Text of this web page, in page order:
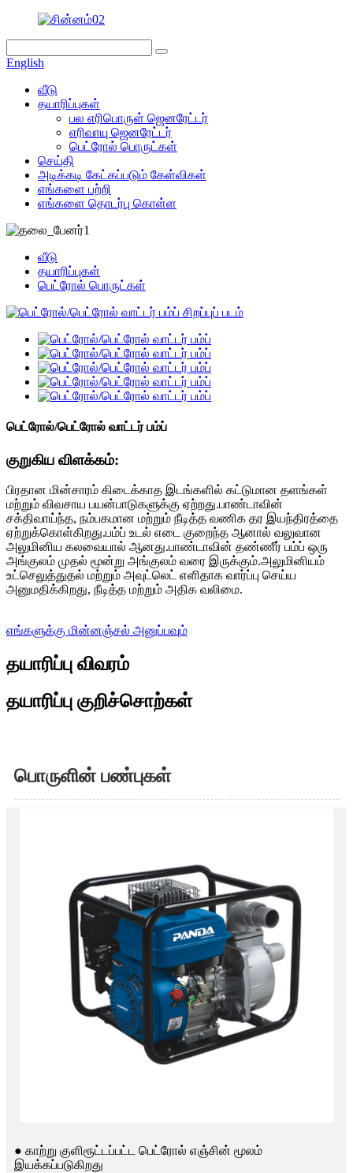
English
வீடு
தயாரிப்புகள்
பல எரிபொருள் ஜெனரேட்டர்
எரிவாயு ஜெனரேட்டர்
பெட்ரோல் பொருட்கள்
செய்தி
அடிக்கடி கேட்கப்படும் கேள்விகள்
எங்களை பற்றி
எங்களை தொடர்பு கொள்ள
வீடு
தயாரிப்புகள்
பெட்ரோல் பொருட்கள்
பெட்ரோல்/பெட்ரோல் வாட்டர் பம்ப்
குறுகிய விளக்கம்:
பிரதான மின்சாரம் கிடைக்காத இடங்களில் கட்டுமான தளங்கள்
மற்றும் விவசாய பயன்பாடுகளுக்கு ஏற்றது.பாண்டாவின்
சக்திவாய்ந்த, நம்பகமான மற்றும் நீடித்த வணிக தர இயந்திரத்தை
ஏற்றுக்கொள்கிறது.பம்ப் உடல் எடை குறைந்த ஆனால் வலுவான
அலுமினிய கலவையால் ஆனது.பாண்டாவின் தண்ணீர் பம்ப் ஒரு
அங்குலம் முதல் மூன்று அங்குலம் வரை இருக்கும்.அலுமினியம்
உட்செலுத்துதல் மற்றும் அவுட்லெட் எளிதாக வார்ப்பு செய்ய
அனுமதிக்கிறது, நீடித்த மற்றும் அதிக வலிமை.
எங்களுக்கு மின்னஞ்சல் அனுப்பவும்
தயாரிப்பு விவரம்
தயாரிப்பு குறிச்சொற்கள்
பொருளின் பண்புகள்
● காற்று குளிரூட்டப்பட்ட பெட்ரோல் எஞ்சின் மூலம்
இயக்கப்படுகிறது